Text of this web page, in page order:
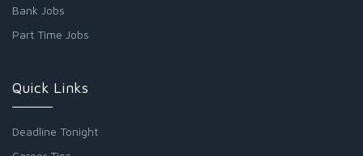
Bank Jobs
Part Time Jobs
Quick Links
Deadline Tonight